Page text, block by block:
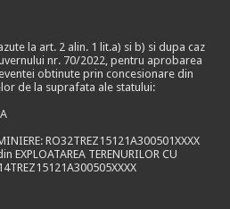
la art. 2 alin. 1 lit.a) si b) si dupa caz
nr. 70/2022, pentru aprobarea
obtinute prin concesionare din
de la suprafata ale statului:
RO32TREZ15121A300501XXXX
EXPLOATAREA TERENURILOR CU